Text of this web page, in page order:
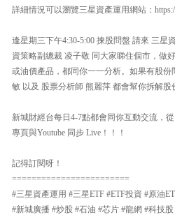
詳細情況可以瀏覽三星資產運用網站：
逢星期三下午4:30-5:00 揀股問盤 請來 三星
資策略副總裁 凌子敬 同大家睇住個市，做
或油價產品，都同你一一分析。如果有股
敏 以及 股票分析師 熊麗萍 都會幫你拆解股
新城財經台每日4-7點都會同你互動交流，
專頁與Youtube 同步 Live！！！
記得訂閱呀！
========================
#三星資產運用 #三星ETF #ETF投資 #原油
#新城廣播 #炒股 #石油 #芯片 #龍網 #科技